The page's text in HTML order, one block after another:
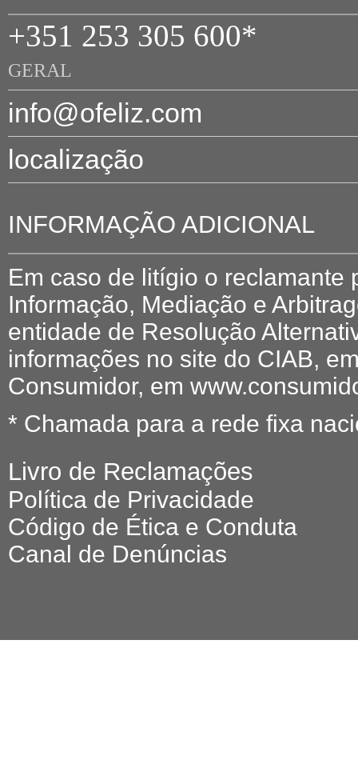
+351 253 305 600*
GERAL
info@ofeliz.com
localização
INFORMAÇÃO ADICIONAL
Em caso de litígio o reclamante
Informação, Mediação e
entidade de Resolução
informações no site do CIAB,
Consumidor, em
* Chamada para a rede fixa
Livro de Reclamações
Política de Privacidade
Código de Ética e Conduta
Canal de Denúncias